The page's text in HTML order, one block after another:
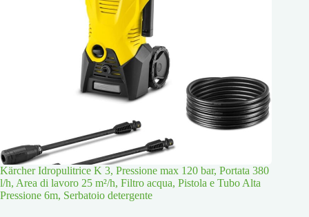
Kärcher Idropulitrice K 3, Pressione max 120 bar, Portata 380
l/h, Area di lavoro 25 m²/h, Filtro acqua, Pistola e Tubo Alta
Pressione 6m, Serbatoio detergente